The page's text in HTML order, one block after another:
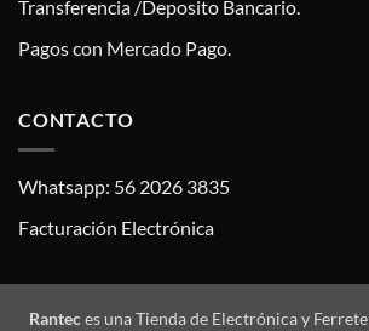
Transferencia /Deposito Bancario.
Pagos con Mercado Pago.
CONTACTO
Whatsapp: 56 2026 3835
Facturación Electrónica
Ranteces una Tienda de Electrónica y